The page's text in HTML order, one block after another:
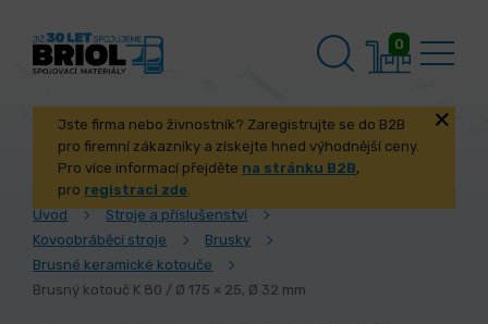
0
Jste firma nebo živnostník? Zaregistrujte se do B2B
pro firemní zákazníky a získejte hned výhodnější ceny.
Pro více informací přejděte na stránku B2B,
pro registraci zde.
Úvod
Stroje a příslušenství
Kovoobráběcí stroje
Brusky
Brusné keramické kotouče
Brusný kotouč K 80 / Ø 175 × 25, Ø 32 mm